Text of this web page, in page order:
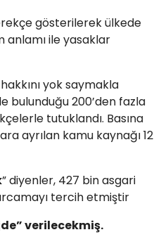
gösterilerek ülkede
anlamı ile yasaklar
yok saymakla
bulunduğu 200’den fazla
tutuklandı. Basına
ayrılan kamu kaynağı 12
” diyenler, 427 bin asgari
tercih etmiştir
verilecekmiş.